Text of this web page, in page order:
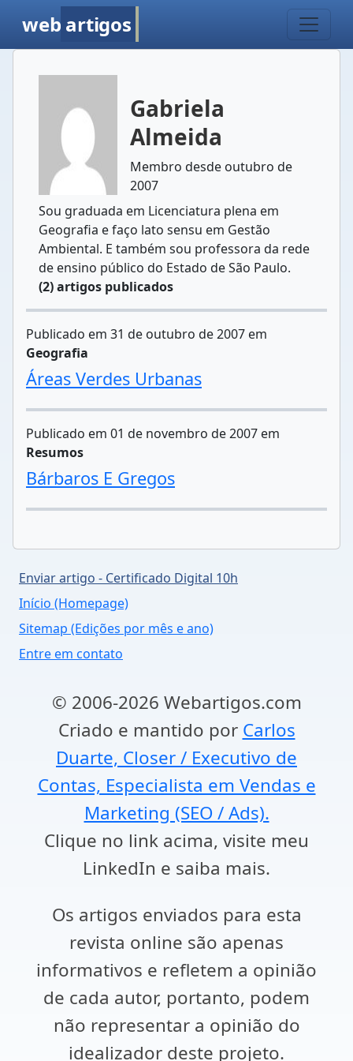
web artigos
Gabriela
Almeida
Membro desde outubro de
2007
Sou graduada em Licenciatura plena em
Geografia e faço lato sensu em Gestão
Ambiental. E também sou professora da rede
de ensino público do Estado de São Paulo.
(2) artigos publicados
Publicado em 31 de outubro de 2007 em
Geografia
Áreas Verdes Urbanas
Publicado em 01 de novembro de 2007 em
Resumos
Bárbaros E Gregos
Enviar artigo - Certificado Digital 10h
Início (Homepage)
Sitemap (Edições por mês e ano)
Entre em contato
© 2006-2026 Webartigos.com
Criado e mantido por Carlos
Duarte, Closer / Executivo de
Contas, Especialista em Vendas e
Marketing (SEO / Ads).
Clique no link acima, visite meu
LinkedIn e saiba mais.
Os artigos enviados para esta
revista online são apenas
informativos e refletem a opinião
de cada autor, portanto, podem
não representar a opinião do
idealizador deste projeto.